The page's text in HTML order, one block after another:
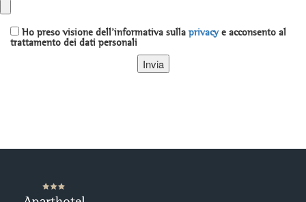
Ho preso visione dell'informativa sulla privacye acconsento al
trattamento dei dati personali